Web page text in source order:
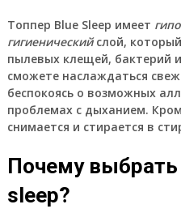
Топпер Blue Sleep имеет
гигиеническийслой,
пылевых клещей, бактерий
сможете наслаждаться
беспокоясь о возможных
проблемах с дыханием.
снимается и стирается в
Почему выбрать
sleep?